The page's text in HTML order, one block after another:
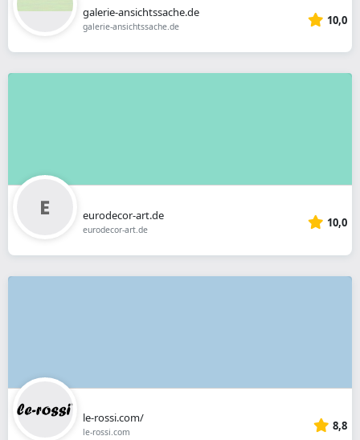
galerie-ansichtssache.de
galerie-ansichtssache.de 10,0
eurodecor-art.de
eurodecor-art.de 10,0
le-rossi.com/
le-rossi.com 8,8